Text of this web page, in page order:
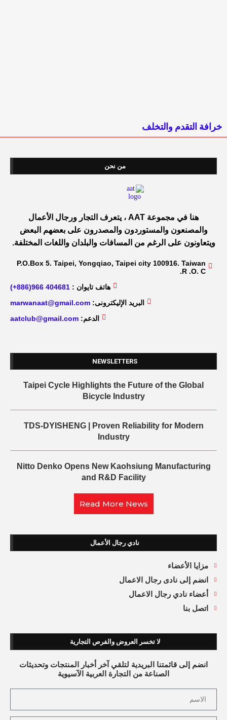
خرافة التقدم والتخلف
من نحن
هنا في مجموعة AAT ، يتعرف التجار ورجال الأعمال
والمصنعون والمستوردون والمصدرون على بعضهم البعض
ويتعاونون على الرغم من المسافات والبلدان واللغات المختلفة.
P.O.Box 5. Taipei, Yongqiao, Taipei city 100916. Taiwan
R .O. C.
هاتف تايوان : 404681 966(886+)
البريد الإليكترونى: marwanaat@gmail.com
الدعم: aatclub@gmail.com
NEWSLETTERS
Taipei Cycle Highlights the Future of the Global
Bicycle Industry
TDS-DYISHENG | Proven Reliability for Modern
Industry
Nitto Denko Opens New Kaohsiung Manufacturing
and R&D Facility
Read More News
نادي رجال الأعمال
مزايا الأعضاء
انضم إلى نادى رجال الاعمال
أعضاء نادي رجال الاعمال
اتصل بنا
لا تخسر العروض والفرص التجارية
انضم إلى قائمتنا البريدية لتلقي آخر أخبار المنتجات وتحديثات
الصناعة من التجارة العربية الآسيوية